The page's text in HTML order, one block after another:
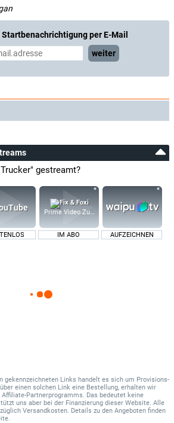
per E-Mail
weiter
gestreamt?
Prime Video Zusatz-Kanäle
IM ABO AUFZEICHNEN
gekennzeichneten Links handelt es sich um Provisions-
einen solchen Link eine Bestellung, erhalten wir
Partnerprogramms. Das bedeutet keine
uns aber bei der Finanzierung dieser Website. Alle
Versandkosten. Details zu den Angeboten finden